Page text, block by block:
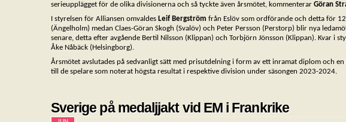
serieupplägget för de olika divisionerna och så tyckte även årsmötet, kommenterar Göran
I styrelsen för Alliansen omvaldes Leif Bergström från Eslöv som ordförande och detta för
(Ängelholm) medan Claes-Göran Skogh (Svalöv) och Peter Persson (Perstorp) blir nya
senare, detta efter avgående Bertil Nilsson (Klippan) och Torbjörn Jönsson (Klippan). Kvar i
Åke Nåbäck (Helsingborg).
Årsmötet avslutades på sedvanligt sätt med prisutdelning i form av ett inramat diplom och
till de spelare som noterat högsta resultat i respektive division under säsongen 2023-2024.
Sverige på medaljjakt vid EM i Frankrike